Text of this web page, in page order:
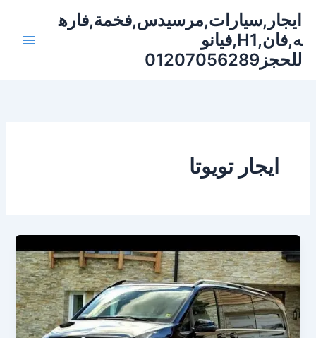
المحتوى
ايجار,سيارات,مرسيدس,فخمة,فاره
ه,فان,H1,فيانو
للحجز01207056289
ايجار تويوتا